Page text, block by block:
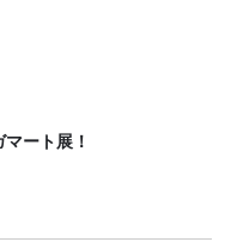
ート展！